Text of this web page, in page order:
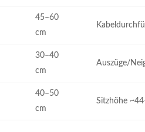
45–60
cm
30–40
cm
Auszüge/
40–50
cm
Sitzhöhe